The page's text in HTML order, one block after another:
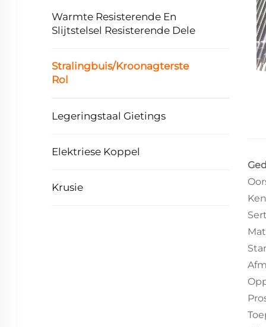
Warmte Resisterende En
Slijtstelsel Resisterende Dele
Stralingbuis/Kroonagterste
Rol
Legeringstaal Gietings
Elektriese Koppel
Krusie